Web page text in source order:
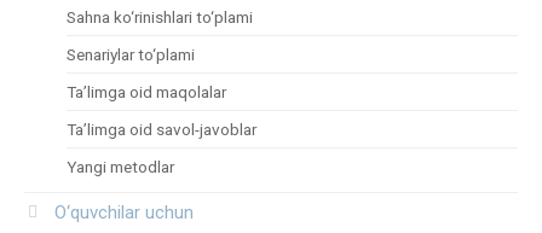
Sahna ko‘rinishlari to‘plami
Senariylar to‘plami
Ta’limga oid maqolalar
Ta’limga oid savol-javoblar
Yangi metodlar
O‘quvchilar uchun